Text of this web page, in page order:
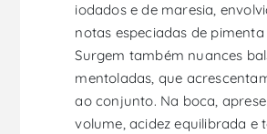
iodados e de maresia,
notas especiadas de pimenta
Surgem também nuances
mentoladas, que
ao conjunto. Na boca,
volume, acidez equilibrada e